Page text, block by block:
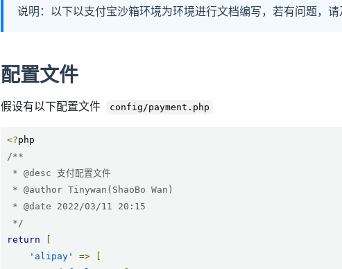
说明：以下以支付宝沙箱环境为环境进行文档编写，若有问题，请
配置文件
假设有以下配置文件 config/payment.php
<?
/**
*/
return
'alipay'
=>